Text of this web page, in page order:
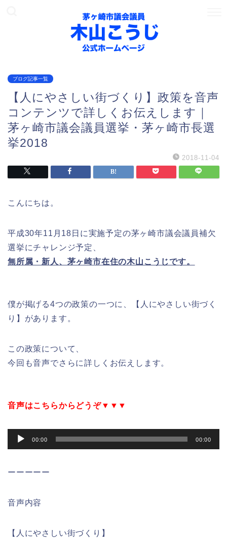
ブログ記事一覧
【人にやさしい街づくり】政策を音声
コンテンツで詳しくお伝えします｜
茅ヶ崎市議会議員選挙・茅ヶ崎市長選
挙2018
2018-11-04
こんにちは。
平成30年11月18日に実施予定の茅ヶ崎市議会議員補欠
選挙にチャレンジ予定、
無所属・新人、茅ヶ崎市在住の木山こうじです。
僕が掲げる4つの政策の一つに、【人にやさしい街づく
り】があります。
この政策について、
今回も音声でさらに詳しくお伝えします。
音声はこちらからどうぞ▼▼▼
声
ヤ
00:00 00:00
ーーーーー
音声内容
【人にやさしい街づくり】